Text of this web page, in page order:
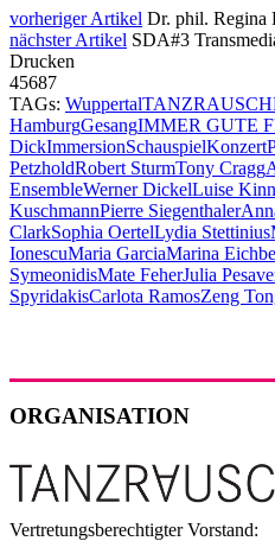
vorheriger Artikel Dr. phil. Regina
nächster Artikel SDA#3
Drucken
45687
TAGs: Wuppertal
HamburgGesangIMMER GUTE
DickImmersionSchauspielKonzert
PetzholdRobert SturmTony Cragg
EnsembleWerner DickelLuise
KuschmannPierre Siegenthaler
ClarkSophia OertelLydia Stettinius
IonescuMaria GarciaMarina
SymeonidisMate FeherJulia
SpyridakisCarlota RamosZeng
ORGANISATION
Vertretungsberechtigter Vorstand: